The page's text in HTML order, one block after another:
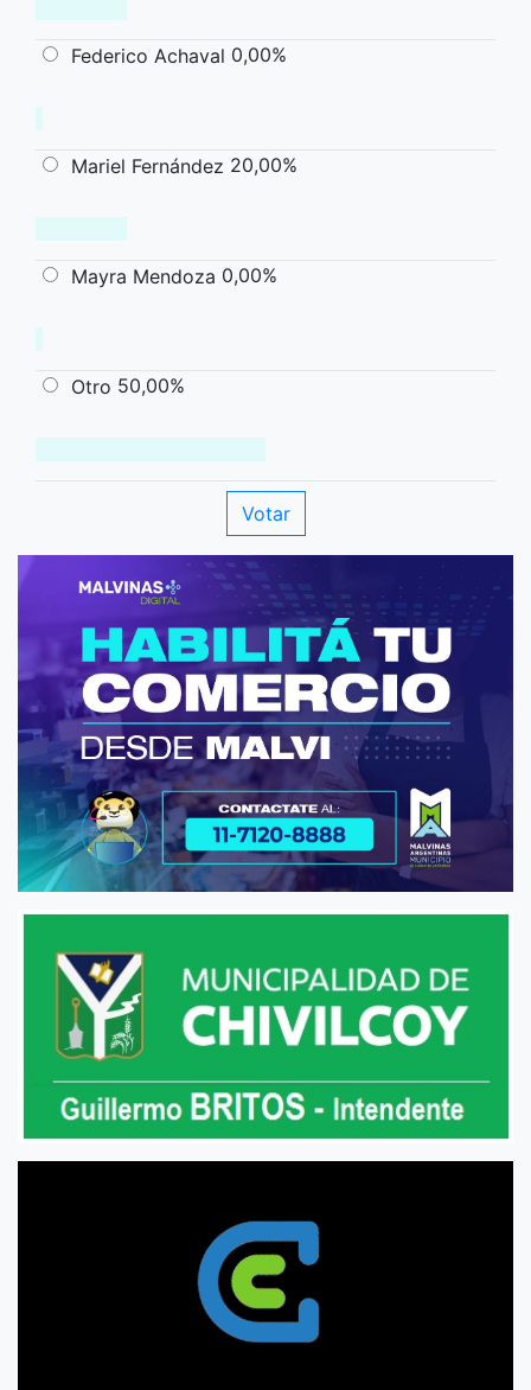
Federico Achaval 0,00%
Mariel Fernández 20,00%
Mayra Mendoza 0,00%
Otro 50,00%